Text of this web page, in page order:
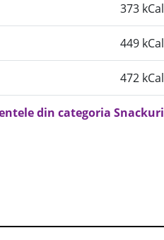
373 kCal
449 kCal
472 kCal
din categoria Snackuri